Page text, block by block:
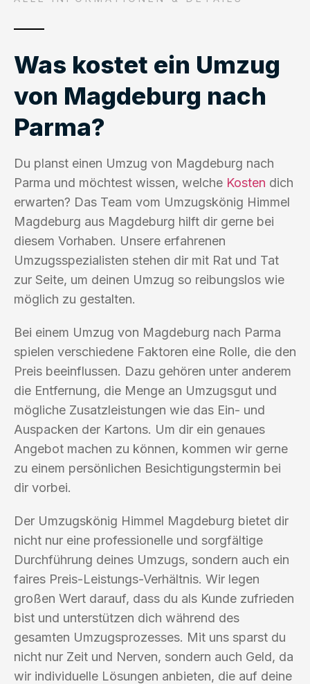
Was kostet ein Umzug
von Magdeburg nach
Parma?
Du planst einen Umzug von Magdeburg nach
Parma und möchtest wissen, welche Kosten dich
erwarten? Das Team vom Umzugskönig Himmel
Magdeburg aus Magdeburg hilft dir gerne bei
diesem Vorhaben. Unsere erfahrenen
Umzugsspezialisten stehen dir mit Rat und Tat
zur Seite, um deinen Umzug so reibungslos wie
möglich zu gestalten.
Bei einem Umzug von Magdeburg nach Parma
spielen verschiedene Faktoren eine Rolle, die den
Preis beeinflussen. Dazu gehören unter anderem
die Entfernung, die Menge an Umzugsgut und
mögliche Zusatzleistungen wie das Ein- und
Auspacken der Kartons. Um dir ein genaues
Angebot machen zu können, kommen wir gerne
zu einem persönlichen Besichtigungstermin bei
dir vorbei.
Der Umzugskönig Himmel Magdeburg bietet dir
nicht nur eine professionelle und sorgfältige
Durchführung deines Umzugs, sondern auch ein
faires Preis-Leistungs-Verhältnis. Wir legen
großen Wert darauf, dass du als Kunde zufrieden
bist und unterstützen dich während des
gesamten Umzugsprozesses. Mit uns sparst du
nicht nur Zeit und Nerven, sondern auch Geld, da
wir individuelle Lösungen anbieten, die auf deine